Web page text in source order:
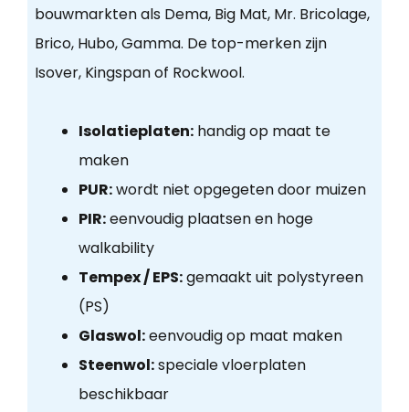
bouwmarkten als Dema, Big Mat, Mr. Bricolage,
Brico, Hubo, Gamma. De top-merken zijn
Isover, Kingspan of Rockwool.
Isolatieplaten:handig op maat te
maken
PUR:wordt niet opgegeten door muizen
PIR:eenvoudig plaatsen en hoge
walkability
Tempex / EPS:gemaakt uit polystyreen
(PS)
Glaswol:eenvoudig op maat maken
Steenwol:speciale vloerplaten
beschikbaar